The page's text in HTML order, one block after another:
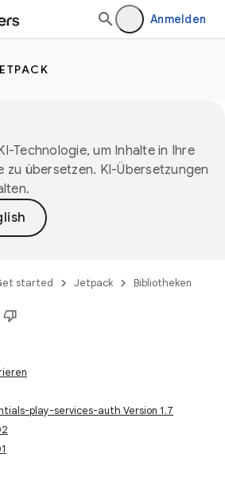
Anmelden
Technologie, um Inhalte in Ihre
zu übersetzen. KI-Übersetzungen
started Jetpack Bibliotheken
play-services-auth Version 1.7